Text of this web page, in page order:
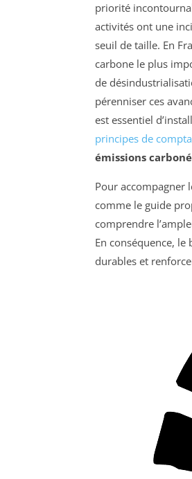
priorité
activités ont une
seuil de taille. En
carbone le plus
de
pérenniser ces
est essentiel
principes de
émissions
Pour accompagner
comme le guide
comprendre
En conséquence,
durables et